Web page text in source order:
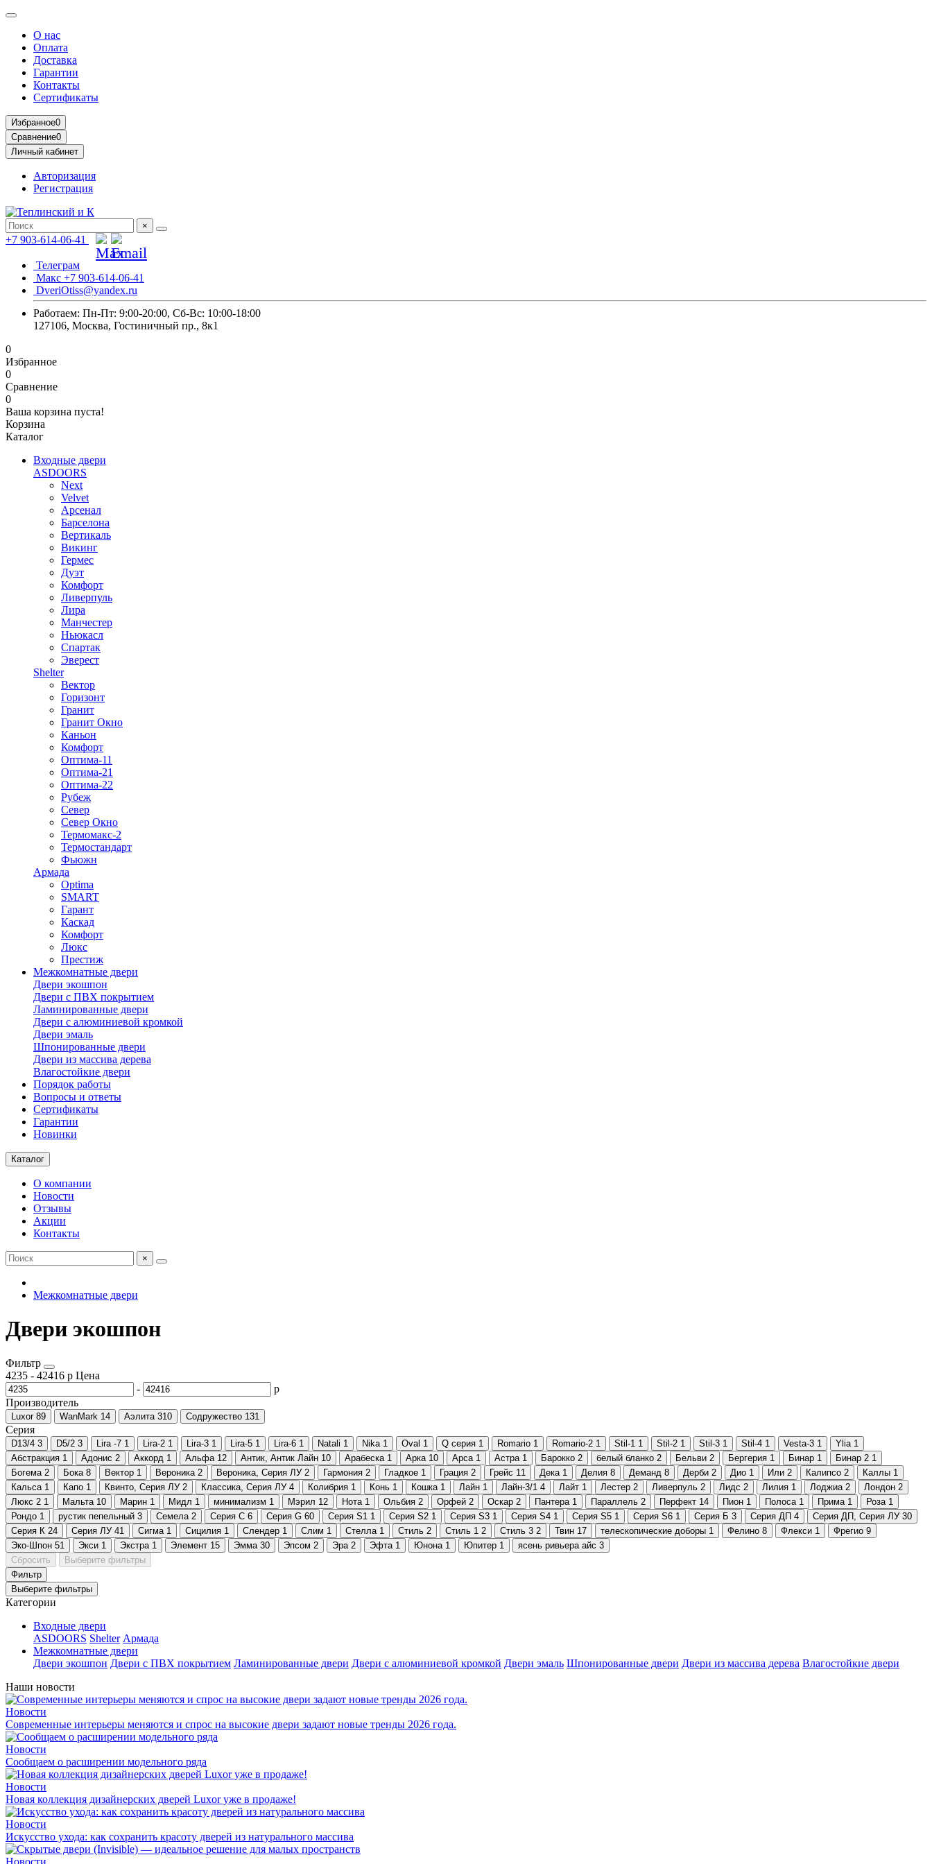
О нас
Оплата
Доставка
Гарантии
Контакты
Сертификаты
Избранное0
Сравнение0
Личный кабинет
Авторизация
Регистрация
×
+7 903-614-06-41
Телеграм
Макс +7 903-614-06-41
DveriOtiss@yandex.ru
Работаем: Пн-Пт: 9:00-20:00, Сб-Вс: 10:00-18:00
127106, Москва, Гостиничный пр., 8к1
0
Избранное
0
Сравнение
0
Ваша корзина пуста!
Корзина
Каталог
Входные двери
ASDOORS
Next
Velvet
Арсенал
Барселона
Вертикаль
Викинг
Гермес
Дуэт
Комфорт
Ливерпуль
Лира
Манчестер
Ньюкасл
Спартак
Эверест
Shelter
Вектор
Горизонт
Гранит
Гранит Окно
Каньон
Комфорт
Оптима-11
Оптима-21
Оптима-22
Рубеж
Север
Север Окно
Термомакс-2
Термостандарт
Фьюжн
Армада
Optima
SMART
Гарант
Каскад
Комфорт
Люкс
Престиж
Межкомнатные двери
Двери экошпон
Двери с ПВХ покрытием
Ламинированные двери
Двери с алюминиевой кромкой
Двери эмаль
Шпонированные двери
Двери из массива дерева
Влагостойкие двери
Порядок работы
Вопросы и ответы
Сертификаты
Гарантии
Новинки
Каталог
О компании
Новости
Отзывы
Акции
Контакты
×
Межкомнатные двери
Двери экошпон
Фильтр
4235 - 42416 р Цена
-
р
Производитель
Luxor 89 WanMark 14 Аэлита 310 Содружество 131
Серия
D13/4 3 D5/2 3 Lira -7 1 Lira-2 1 Lira-3 1 Lira-5 1 Lira-6 1 Natali 1 Nika 1 Oval 1 Q серия 1 Romario 1 Romario-2 1 Stil-1 1 Stil-2 1 Stil-3 1 Stil-4 1 Vesta-3 1 Ylia 1
Абстракция 1 Адонис 2 Аккорд 1 Альфа 12 Антик, Антик Лайн 10 Арабеска 1 Арка 10 Арса 1 Астра 1 Барокко 2 белый бланко 2 Бельви 2 Бергерия 1 Бинар 1 Бинар 2 1
Богема 2 Бока 8 Вектор 1 Вероника 2 Вероника, Серия ЛУ 2 Гармония 2 Гладкое 1 Грация 2 Грейс 11 Дека 1 Делия 8 Деманд 8 Дерби 2 Дио 1 Или 2 Калипсо 2 Каллы 1
Кальса 1 Капо 1 Квинто, Серия ЛУ 2 Классика, Серия ЛУ 4 Колибрия 1 Конь 1 Кошка 1 Лайн 1 Лайн-3/1 4 Лайт 1 Лестер 2 Ливерпуль 2 Лидс 2 Лилия 1 Лоджиа 2 Лондон 2
Люкс 2 1 Мальта 10 Марин 1 Мидл 1 минимализм 1 Мэрил 12 Нота 1 Ольбия 2 Орфей 2 Оскар 2 Пантера 1 Параллель 2 Перфект 14 Пион 1 Полоса 1 Прима 1 Роза 1
Рондо 1 рустик пепельный 3 Семела 2 Серия C 6 Серия G 60 Серия S1 1 Серия S2 1 Серия S3 1 Серия S4 1 Серия S5 1 Серия S6 1 Серия Б 3 Серия ДП 4 Серия ДП, Серия ЛУ 30
Серия К 24 Серия ЛУ 41 Сигма 1 Сицилия 1 Слендер 1 Слим 1 Стелла 1 Стиль 2 Стиль 1 2 Стиль 3 2 Твин 17 телескопические доборы 1 Фелино 8 Флекси 1 Фрегио 9
Эко-Шпон 51 Экси 1 Экстра 1 Элемент 15 Эмма 30 Эпсом 2 Эра 2 Эфта 1 Юнона 1 Юпитер 1 ясень ривьера айс 3
Сбросить
Выберите фильтры
Фильтр
Выберите фильтры
Категории
Входные двери
ASDOORS Shelter Армада
Межкомнатные двери
Двери экошпон Двери с ПВХ покрытием Ламинированные двери Двери с алюминиевой кромкой Двери эмаль Шпонированные двери Двери из массива дерева Влагостойкие двери
Наши новости
Новости
Современные интерьеры меняются и спрос на высокие двери задают новые тренды 2026 года.
Новости
Сообщаем о расширении модельного ряда
Новости
Новая коллекция дизайнерских дверей Luxor уже в продаже!
Новости
Искусство ухода: как сохранить красоту дверей из натурального массива
Новости